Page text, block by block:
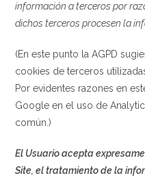
información a terceros por
dichos terceros procesen la
(En este punto la AGPD
cookies de terceros
Por evidentes razones en
Google en el uso de
común.)
El Usuario acepta
Site, el tratamiento de la